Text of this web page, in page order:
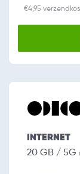
€4,95
INTERNET
20 GB / 5G